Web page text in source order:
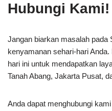
Hubungi Kami!
Jangan biarkan masalah pada
kenyamanan sehari-hari
hari ini untuk mendapatkan
Tanah Abang, Jakarta Pusat,
Anda dapat menghubungi